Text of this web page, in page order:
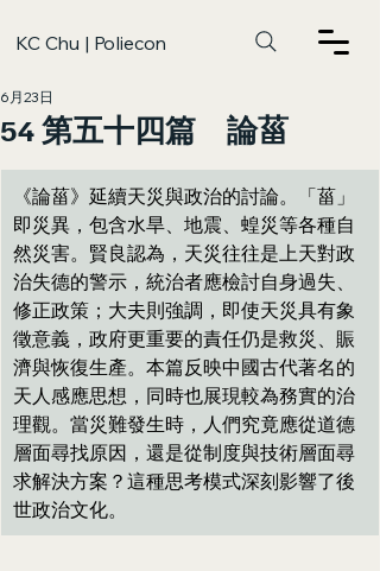
KC Chu | Poliecon
54 第五十四篇 論菑
6月23日
《論菑》延續天災與政治的討論。「菑」
即災異，包含水旱、地震、蝗災等各種自
然災害。賢良認為，天災往往是上天對政
治失德的警示，統治者應檢討自身過失、
修正政策；大夫則強調，即使天災具有象
徵意義，政府更重要的責任仍是救災、賑
濟與恢復生產。本篇反映中國古代著名的
天人感應思想，同時也展現較為務實的治
理觀。當災難發生時，人們究竟應從道德
層面尋找原因，還是從制度與技術層面尋
求解決方案？這種思考模式深刻影響了後
世政治文化。